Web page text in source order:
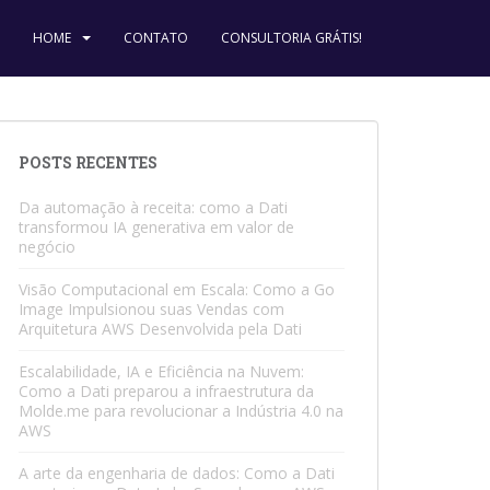
HOME CONTATO CONSULTORIA GRÁTIS!
POSTS RECENTES
Da automação à receita: como a Dati
transformou IA generativa em valor de
negócio
Visão Computacional em Escala: Como a Go
Image Impulsionou suas Vendas com
Arquitetura AWS Desenvolvida pela Dati
Escalabilidade, IA e Eficiência na Nuvem:
Como a Dati preparou a infraestrutura da
Molde.me para revolucionar a Indústria 4.0 na
AWS
A arte da engenharia de dados: Como a Dati